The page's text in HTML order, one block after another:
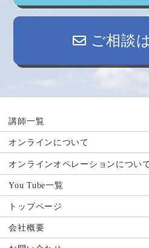
ご相談
講師一覧
オンラインについて
オンラインオペレーションについ
You Tube一覧
トップページ
会社概要